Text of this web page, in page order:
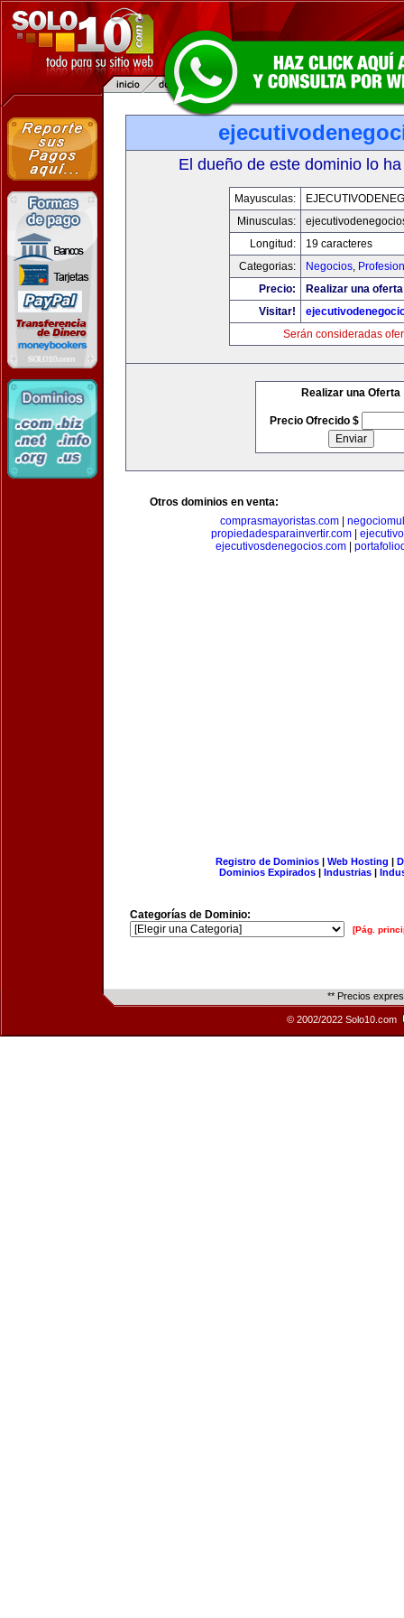
El dueño de este dominio lo
Mayusculas:
Minusculas:
Longitud:
19 caracteres
Categorias:
Negocios,
Precio:
Realizar una
Visitar!
Serán consideradas
Realizar una Oferta
Precio Ofrecido $
Otros dominios en venta:
comprasmayoristas.com
propiedadesparainvertir.com
ejecutivosdenegocios.com|
Registro de Dominios| Web Hosting |
Dominios Expirados | Industrias |
Categorías de Dominio:
[Pág.
** Precios
© 2002/2022 Solo10.com